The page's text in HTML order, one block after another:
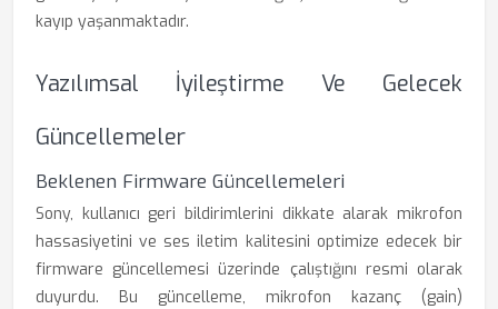
kayıp yaşanmaktadır.
Yazılımsal İyileştirme Ve Gelecek
Güncellemeler
Beklenen Firmware Güncellemeleri
Sony, kullanıcı geri bildirimlerini dikkate alarak mikrofon
hassasiyetini ve ses iletim kalitesini optimize edecek bir
firmware güncellemesi üzerinde çalıştığını resmi olarak
duyurdu. Bu güncelleme, mikrofon kazanç (gain)